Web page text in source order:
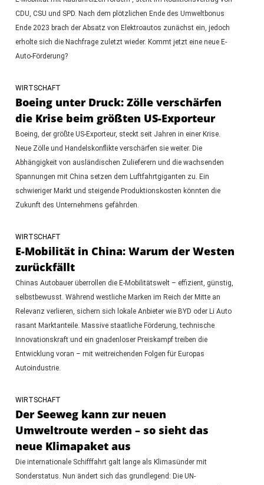
CDU, CSU und SPD. Nach dem plötzlichen Ende des Umweltbonus
Ende 2023 brach der Absatz von Elektroautos zunächst ein, jedoch
erholte sich die Nachfrage zuletzt wieder. Kommt jetzt eine neue E-
Auto-Förderung?
WIRTSCHAFT
Boeing unter Druck: Zölle verschärfen
die Krise beim größten US-Exporteur
Boeing, der größte US-Exporteur, steckt seit Jahren in einer Krise.
Neue Zölle und Handelskonflikte verschärfen sie weiter. Die
Abhängigkeit von ausländischen Zulieferern und die wachsenden
Spannungen mit China setzen dem Luftfahrtgiganten zu. Ein
schwieriger Markt und steigende Produktionskosten könnten die
Zukunft des Unternehmens gefährden.
WIRTSCHAFT
E-Mobilität in China: Warum der Westen
zurückfällt
Chinas Autobauer überrollen die E-Mobilitätswelt – effizient, günstig,
selbstbewusst. Während westliche Marken im Reich der Mitte an
Relevanz verlieren, sichern sich lokale Anbieter wie BYD oder Li Auto
rasant Marktanteile. Massive staatliche Förderung, technische
Innovationskraft und ein gnadenloser Preiskampf treiben die
Entwicklung voran – mit weitreichenden Folgen für Europas
Autoindustrie.
WIRTSCHAFT
Der Seeweg kann zur neuen
Umweltroute werden – so sieht das
neue Klimapaket aus
Die internationale Schifffahrt galt lange als Klimasünder mit
Sonderstatus. Nun ändert sich das grundlegend: Die UN-